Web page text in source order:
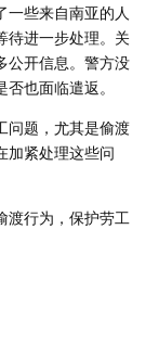
一些来自南亚的人
待进一步处理。关
公开信息。警方没
也面临遣返。
问题，尤其是偷渡
加紧处理这些问
渡行为，保护劳工